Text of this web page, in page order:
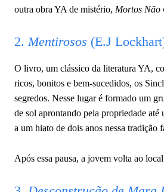
outra obra YA de mistério, Mortos Não
2.Mentirosos (E.J
O livro, um clássico da literatura YA,
ricos, bonitos e bem-sucedidos, os
segredos. Nesse lugar é formado um
de sol aprontando pela propriedade
a um hiato de dois anos nessa tradição
Após essa pausa, a jovem volta ao